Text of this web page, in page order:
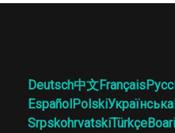
Deutsch中文Français
EspañolPolskiУкраїнська
SrpskohrvatskiTürkçe